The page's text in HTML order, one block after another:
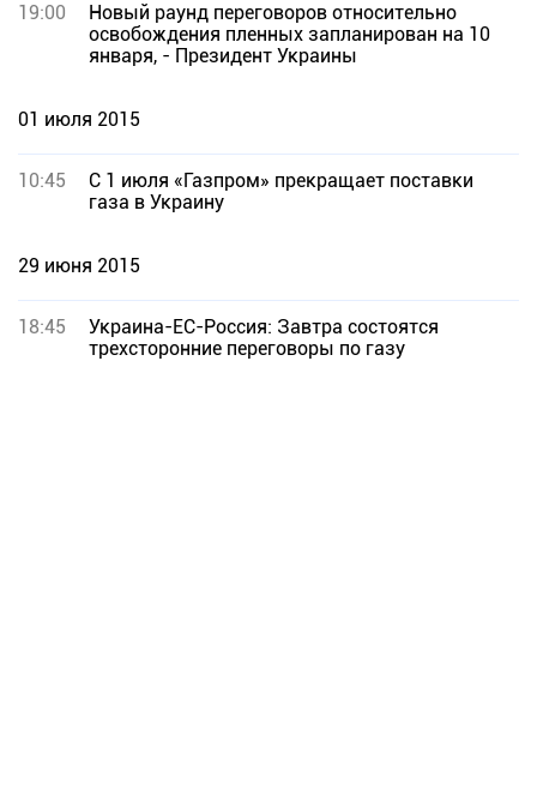
19:00
Новый раунд переговоров относительно
освобождения пленных запланирован на 10
января, - Президент Украины
01 июля 2015
10:45
С 1 июля «Газпром» прекращает поставки
газа в Украину
29 июня 2015
18:45
Украина-ЕС-Россия: Завтра состоятся
трехсторонние переговоры по газу